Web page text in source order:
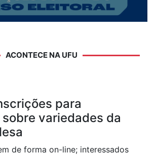
ACONTECE NA UFU
para
variedades da
de forma on-line; interessados